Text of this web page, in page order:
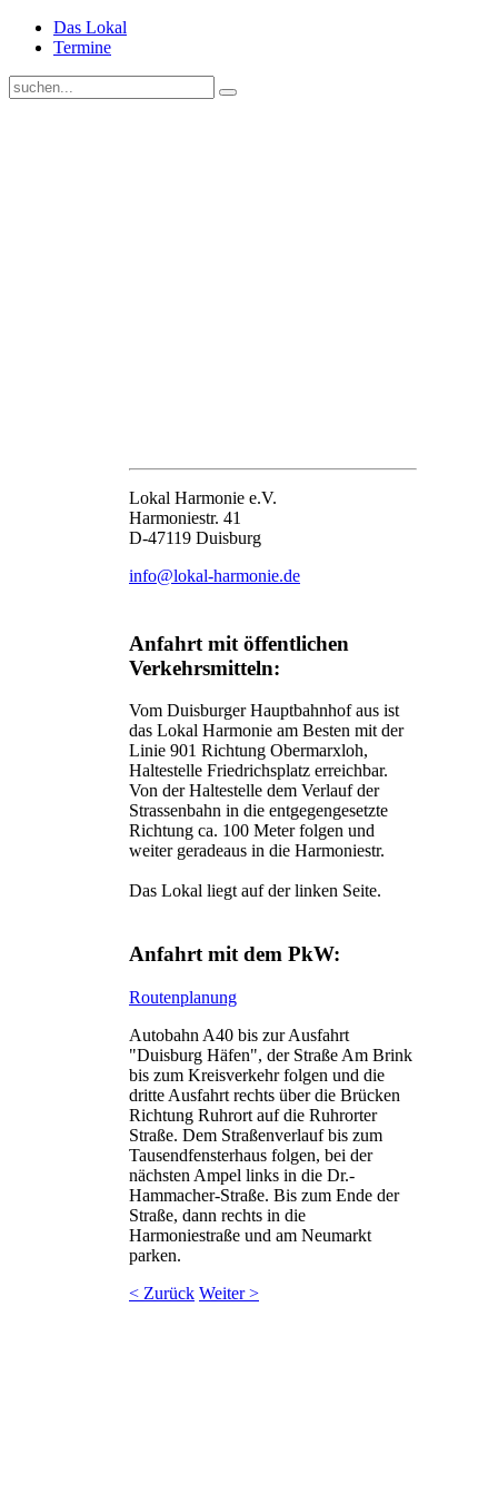
Das Lokal
Termine
Lokal Harmonie e.V.
Harmoniestr. 41
D-47119 Duisburg
info@lokal-harmonie.de
Anfahrt mit öffentlichen
Verkehrsmitteln:
Vom Duisburger Hauptbahnhof aus ist
das Lokal Harmonie am Besten mit der
Linie 901 Richtung Obermarxloh,
Haltestelle Friedrichsplatz erreichbar.
Von der Haltestelle dem Verlauf der
Strassenbahn in die entgegengesetzte
Richtung ca. 100 Meter folgen und
weiter geradeaus in die Harmoniestr.
Das Lokal liegt auf der linken Seite.
Anfahrt mit dem PkW:
Routenplanung
Autobahn A40 bis zur Ausfahrt
"Duisburg Häfen", der Straße Am Brink
bis zum Kreisverkehr folgen und die
dritte Ausfahrt rechts über die Brücken
Richtung Ruhrort auf die Ruhrorter
Straße. Dem Straßenverlauf bis zum
Tausendfensterhaus folgen, bei der
nächsten Ampel links in die Dr.-
Hammacher-Straße. Bis zum Ende der
Straße, dann rechts in die
Harmoniestraße und am Neumarkt
parken.
< Zurück Weiter >